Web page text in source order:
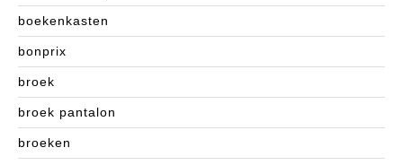
boekenkasten
bonprix
broek
broek pantalon
broeken